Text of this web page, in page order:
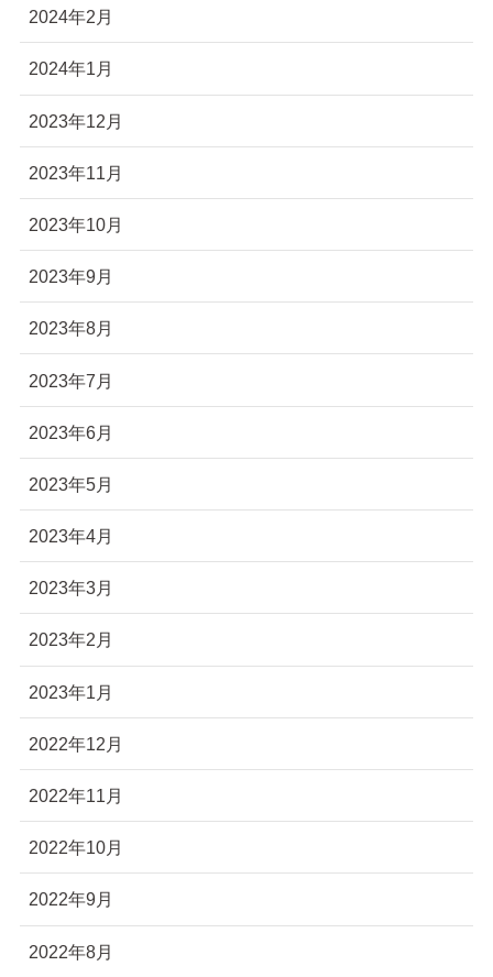
2024年2月
2024年1月
2023年12月
2023年11月
2023年10月
2023年9月
2023年8月
2023年7月
2023年6月
2023年5月
2023年4月
2023年3月
2023年2月
2023年1月
2022年12月
2022年11月
2022年10月
2022年9月
2022年8月